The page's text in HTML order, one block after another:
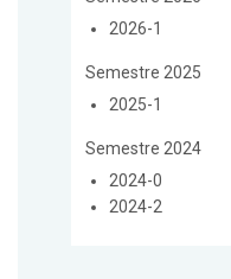
2026-1
Semestre 2025
2025-1
Semestre 2024
2024-0
2024-2